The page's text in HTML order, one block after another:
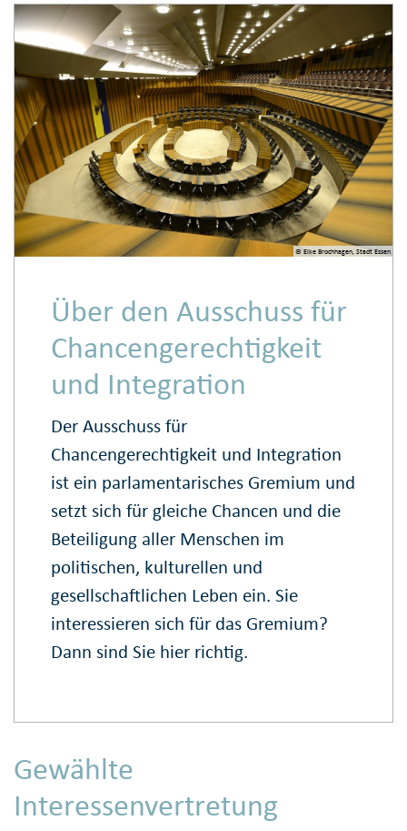
© Elke Brochhagen, Stadt Essen
Über den Ausschuss für
Chancengerechtigkeit
und Integration
Der Ausschuss für
Chancengerechtigkeit und Integration
ist ein parlamentarisches Gremium und
setzt sich für gleiche Chancen und die
Beteiligung aller Menschen im
politischen, kulturellen und
gesellschaftlichen Leben ein. Sie
interessieren sich für das Gremium?
Dann sind Sie hier richtig.
Gewählte
Interessenvertretung